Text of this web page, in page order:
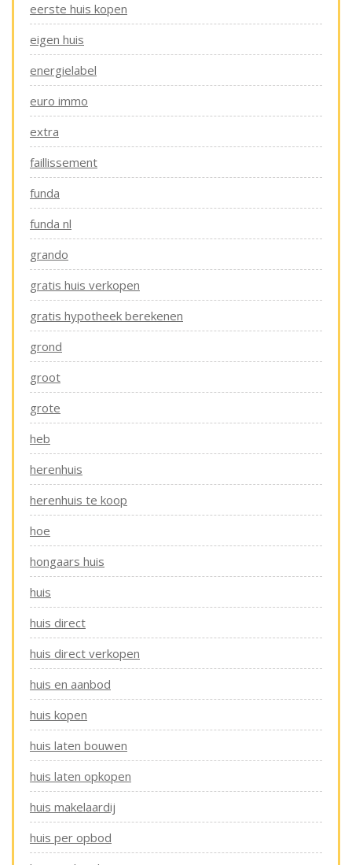
eerste huis kopen
eigen huis
energielabel
euro immo
extra
faillissement
funda
funda nl
grando
gratis huis verkopen
gratis hypotheek berekenen
grond
groot
grote
heb
herenhuis
herenhuis te koop
hoe
hongaars huis
huis
huis direct
huis direct verkopen
huis en aanbod
huis kopen
huis laten bouwen
huis laten opkopen
huis makelaardij
huis per opbod